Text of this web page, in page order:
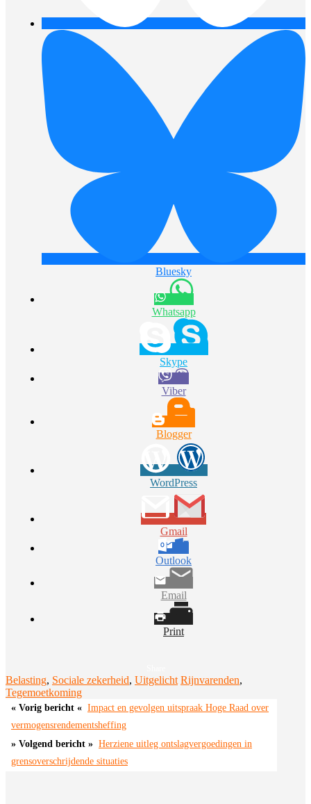
Bluesky
Whatsapp
Skype
Viber
Blogger
WordPress
Gmail
Outlook
Email
Print
Belasting, Sociale zekerheid, Uitgelicht Rijnvarenden,
Tegemoetkoming
Bericht
navigatie
Impact en gevolgen uitspraak Hoge Raad over
vermogensrendementsheffing
Herziene uitleg ontslagvergoedingen in
grensoverschrijdende situaties